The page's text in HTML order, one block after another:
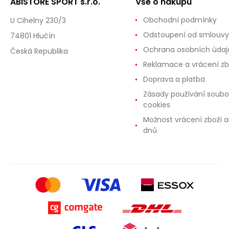
U Cihelny 230/3
74801 Hlučín
Česká Republika
Obchodní podmínky
Odstoupení od smlouvy
Ochrana osobních
Reklamace a vrácení
Doprava a platba
Zásady používání
cookies
Možnost vrácení zboží
dnů